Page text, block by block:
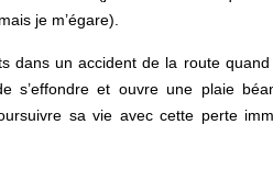
je m’égare).
dans un accident de la route
s’effondre et ouvre une plaie
sa vie avec cette perte